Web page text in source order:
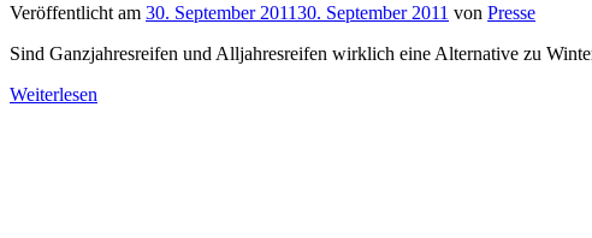
Veröffentlicht am 30. September 201130. September 2011 von Presse
Sind Ganzjahresreifen und Alljahresreifen wirklich eine Alternative zu
Weiterlesen